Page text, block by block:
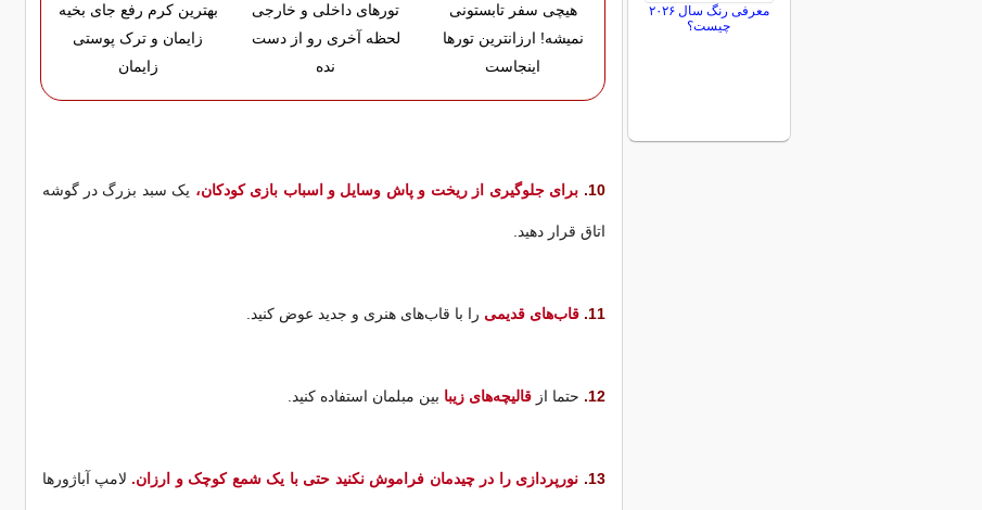
هیچی سفر تابستونی
نمیشه! ارزانترین تورها
اینجاست
تورهای داخلی و خارجی
لحظه آخری رو از دست
نده
بهترین کرم رفع جای بخیه
زایمان و ترک پوستی
زایمان
10. برای جلوگیری از ریخت و پاش وسایل و اسباب بازی کودکان، یک سبد بزرگ در گوشه
اتاق قرار دهید.
11. قاب‌های قدیمی را با قاب‌های هنری و جدید عوض کنید.
12. حتما ازقالیچه‌های زیبا بین مبلمان استفاده کنید.
13. نورپردازی را در چیدمان فراموش نکنید حتی با یک شمع کوچک و ارزان. لامپ آباژورها
معرفی رنگ سال ۲۰۲۶
چیست؟